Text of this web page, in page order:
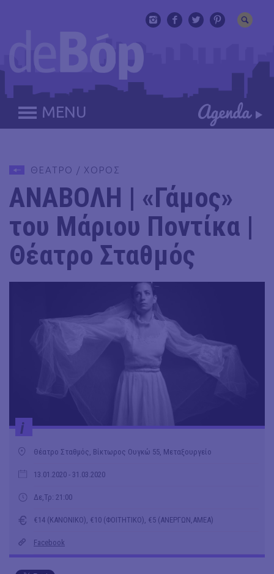
MENU
ΘΕΑΤΡΟ / ΧΟΡΟΣ
ΑΝΑΒΟΛΗ | «Γάμος»
του Μάριου Ποντίκα |
Θέατρο Σταθμός
i
Θέατρο Σταθμός, Βίκτωρος Ουγκώ 55, Μεταξουργείο
13.01.2020 - 31.03.2020
Δε,Τρ: 21:00
€14 (ΚΑΝΟΝΙΚΟ), €10 (ΦΟΙΤΗΤΙΚΟ), €5 (ΑΝΕΡΓΩΝ,ΑΜΕΑ)
Facebook